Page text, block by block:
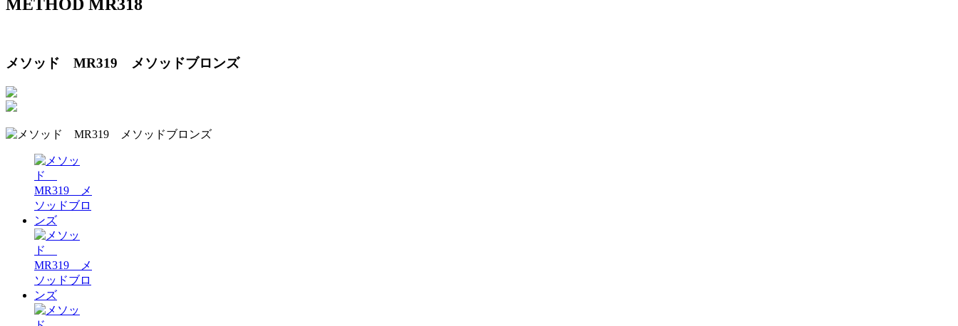
METHOD MR318
メソッド MR319 メソッドブロンズ